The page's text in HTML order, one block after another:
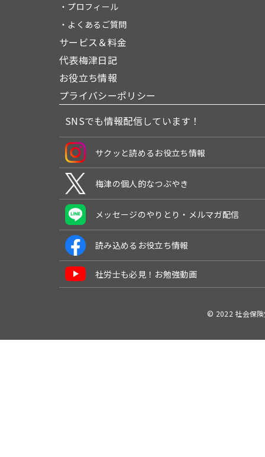
・プロフィール
・よくあるご質問
サービス＆料金
代表梅津日記
お役立ち情報
プライバシーポリシー
SNSでも情報配信しています！
サクッと読めるお役立ち情報
梅津の個人的なつぶやき
メッセージのやりとり・メルマガ配信
読み込めるお役立ち情報
社労士も必見！お勉強動画
© 2022 社会保